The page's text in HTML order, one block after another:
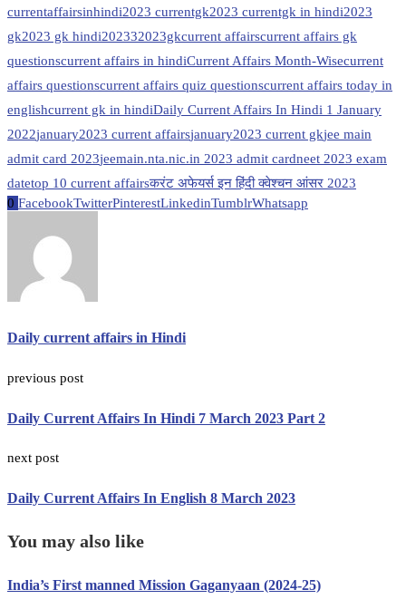
currentaffairsinhindi2023 currentgk2023 currentgk in hindi2023
gk2023 gk hindi202332023gkcurrent affairscurrent affairs gk
questionscurrent affairs in hindiCurrent Affairs Month-Wisecurrent
affairs questionscurrent affairs quiz questionscurrent affairs today in
englishcurrent gk in hindiDaily Current Affairs In Hindi 1 January
2022january2023 current affairsjanuary2023 current gkjee main
admit card 2023jeemain.nta.nic.in 2023 admit cardneet 2023 exam
datetop 10 current affairsकरंट अफेयर्स इन हिंदी क्वेश्चन आंसर 2023
0 FacebookTwitterPinterestLinkedinTumblrWhatsapp
Daily current affairs in Hindi
previous post
Daily Current Affairs In Hindi 7 March 2023 Part 2
next post
Daily Current Affairs In English 8 March 2023
You may also like
India’s First manned Mission Gaganyaan (2024-25)